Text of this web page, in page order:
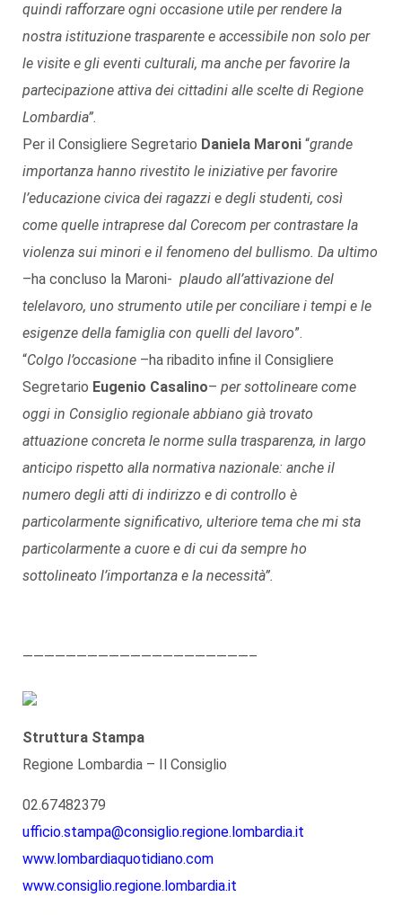
quindi rafforzare ogni occasione utile per rendere la
nostra istituzione trasparente e accessibile non solo per
le visite e gli eventi culturali, ma anche per favorire la
partecipazione attiva dei cittadini alle scelte di Regione
Lombardia”.
Per il Consigliere Segretario Daniela Maroni “grande
importanza hanno rivestito le iniziative per favorire
l’educazione civica dei ragazzi e degli studenti, così
come quelle intraprese dal Corecom per contrastare la
violenza sui minori e il fenomeno del bullismo. Da ultimo
–ha concluso la Maroni- plaudo all’attivazione del
telelavoro, uno strumento utile per conciliare i tempi e le
esigenze della famiglia con quelli del lavoro”.
“Colgo l’occasione –ha ribadito infine il Consigliere
Segretario Eugenio Casalino– per sottolineare come
oggi in Consiglio regionale abbiano già trovato
attuazione concreta le norme sulla trasparenza, in largo
anticipo rispetto alla normativa nazionale: anche il
numero degli atti di indirizzo e di controllo è
particolarmente significativo, ulteriore tema che mi sta
particolarmente a cuore e di cui da sempre ho
sottolineato l’importanza e la necessità”.
—————————————————————–
Struttura Stampa
Regione Lombardia – Il Consiglio
02.67482379
ufficio.stampa@consiglio.regione.lombardia.it
www.lombardiaquotidiano.com
www.consiglio.regione.lombardia.it